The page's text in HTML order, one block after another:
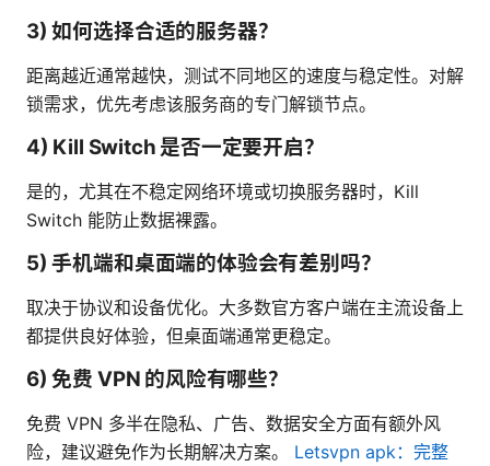
3) 如何选择合适的服务器？
距离越近通常越快，测试不同地区的速度与稳定性。对解
锁需求，优先考虑该服务商的专门解锁节点。
4) Kill Switch 是否一定要开启？
是的，尤其在不稳定网络环境或切换服务器时，Kill
Switch 能防止数据裸露。
5) 手机端和桌面端的体验会有差别吗？
取决于协议和设备优化。大多数官方客户端在主流设备上
都提供良好体验，但桌面端通常更稳定。
6) 免费 VPN 的风险有哪些？
免费 VPN 多半在隐私、广告、数据安全方面有额外风
险，建议避免作为长期解决方案。 Letsvpn apk：完整